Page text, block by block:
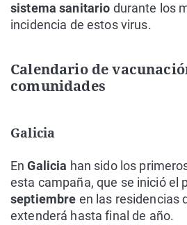
sistema sanitario durante los
incidencia de estos virus.
Calendario de
comunidades
Galicia
EnGalicia han sido los
esta campaña, que se inició el
septiembre en las residencias
extenderá hasta final de año.